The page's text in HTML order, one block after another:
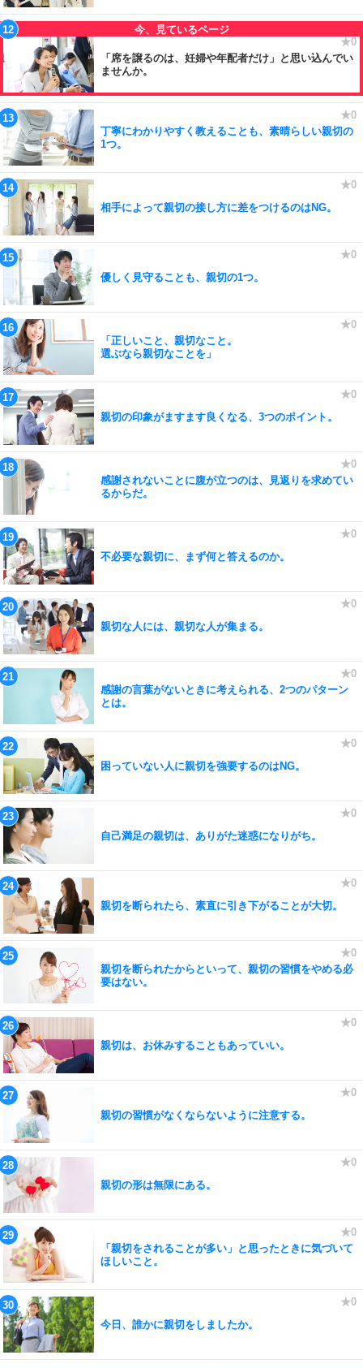
「席を譲るのは、妊婦や年配者だけ」と思い込んでい
ませんか。
丁寧にわかりやすく教えることも、素晴らしい親切の
1つ。
相手によって親切の接し方に差をつけるのはNG。
優しく見守ることも、親切の1つ。
「正しいこと、親切なこと。
選ぶなら親切なことを」
親切の印象がますます良くなる、3つのポイント。
感謝されないことに腹が立つのは、見返りを求めてい
るからだ。
不必要な親切に、まず何と答えるのか。
親切な人には、親切な人が集まる。
感謝の言葉がないときに考えられる、2つのパターン
とは。
困っていない人に親切を強要するのはNG。
自己満足の親切は、ありがた迷惑になりがち。
親切を断られたら、素直に引き下がることが大切。
親切を断られたからといって、親切の習慣をやめる必
要はない。
親切は、お休みすることもあっていい。
親切の習慣がなくならないように注意する。
親切の形は無限にある。
「親切をされることが多い」と思ったときに気づいて
ほしいこと。
今日、誰かに親切をしましたか。